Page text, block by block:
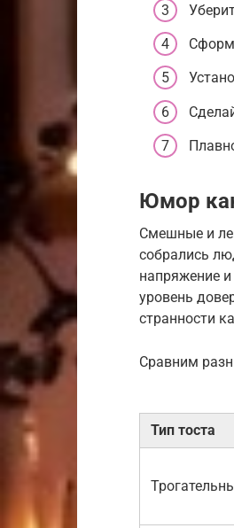
Юмор
Смешные и
собрались
напряжение
уровень
странности
Сравним
Тип тоста